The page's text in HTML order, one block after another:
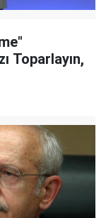
Toparlayın,